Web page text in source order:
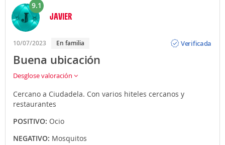
9.1
JAVIER
10/07/2023 En familia
Verificada
Buena ubicación
Desglose valoración
Cercano a Ciudadela. Con varios hiteles cercanos y
restaurantes
POSITIVO: Ocio
NEGATIVO: Mosquitos